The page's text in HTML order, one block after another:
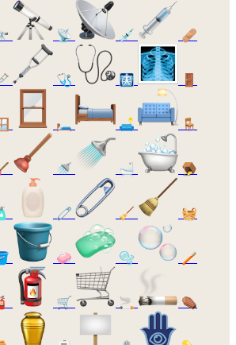
📡 💉 🩹
🩺 🩻 🚪
🛏️ 🛋️ 🪑
🚿 🛁 🪤
🧷 🧹 🧺
🧼 🫧 🪥
🛒 🚬 ⚰️